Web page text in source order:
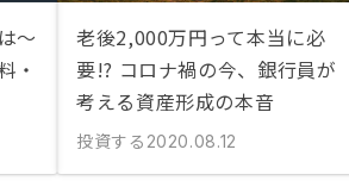
〜
・
老後2,000万円って本当に必
要!? コロナ禍の今、銀行員が
考える資産形成の本音
投資する 2020.08.12